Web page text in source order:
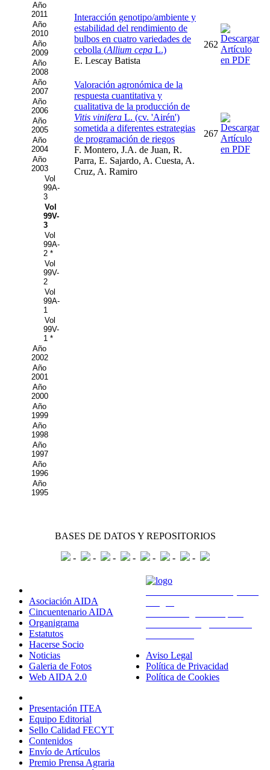
Año
2011
Año
2010
Año
2009
Año
2008
Año
2007
Año
2006
Año
2005
Año
2004
Año
2003
Vol
99A-
3
Vol
99V-
3
Vol
99A-
2 *
Vol
99V-
2
Vol
99A-
1
Vol
99V-
1 *
Año
2002
Año
2001
Año
2000
Año
1999
Año
1998
Año
1997
Año
1996
Año
1995
Interacción genotipo/ambiente y
estabilidad del rendimiento de
bulbos en cuatro variedades de
cebolla (Allium cepa L.)
E. Lescay Batista
262
Valoración agronómica de la
respuesta cuantitativa y
cualitativa de la producción de
Vitis vinifera L. (cv. 'Airén')
sometida a diferentes estrategias
de programación de riegos
F. Montero, J.A. de Juan, R.
Parra, E. Sajardo, A. Cuesta, A.
Cruz, A. Ramiro
267
BASES DE DATOS Y REPOSITORIOS
- - - - - - -
Asociación AIDA
Cincuentenario AIDA
Organigrama
Estatutos
Hacerse Socio
Noticias
Galeria de Fotos
Web AIDA 2.0
Presentación ITEA
Equipo Editorial
Sello Calidad FECYT
Contenidos
Envío de Artículos
Premio Prensa Agraria
Aviso Legal
Política de Privacidad
Política de Cookies